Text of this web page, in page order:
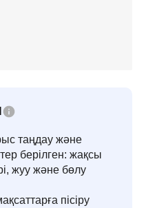
таңдау және
берілген: жақсы
жуу және бөлу
пісіру